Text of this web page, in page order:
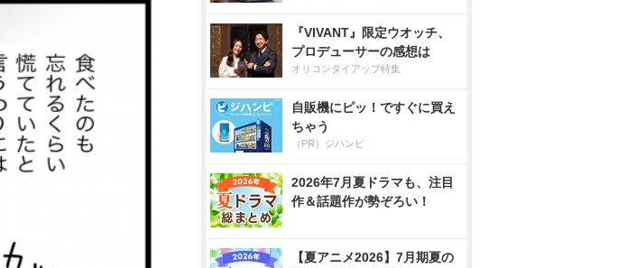
『VIVANT』限定ウオッチ、
プロデューサーの感想は
オリコンタイアップ特集
自販機にピッ！ですぐに買え
ちゃう
（PR）ジハンピ
2026年7月夏ドラマも、注目
作＆話題作が勢ぞろい！
【夏アニメ2026】7月期夏の